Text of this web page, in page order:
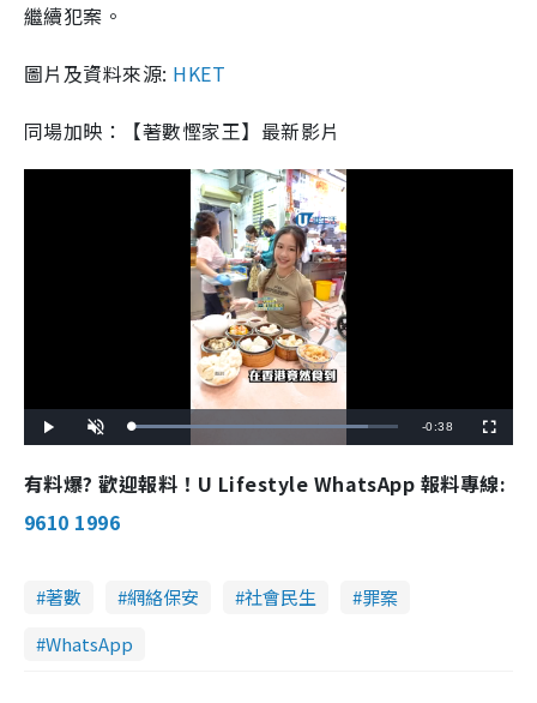
繼續犯案。
圖片及資料來源: HKET
同場加映：【著數慳家王】最新影片
l
n
t
e
L
o
e
d
R
-0:38
u
s
c
有料爆? 歡迎報料！U Lifestyle WhatsApp 報料專線:
9610 1996
著數 網絡保安 社會民生
罪案
WhatsApp